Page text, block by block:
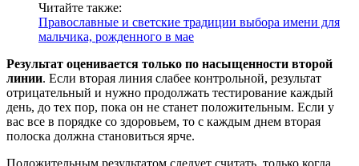
Читайте также:
Православные и светские традиции выбора имени для
мальчика, рожденного в мае
Результат оценивается только по насыщенности второй
линии. Если вторая линия слабее контрольной, результат
отрицательный и нужно продолжать тестирование каждый
день, до тех пор, пока он не станет положительным. Если у
вас все в порядке со здоровьем, то с каждым днем вторая
полоска должна становиться ярче.